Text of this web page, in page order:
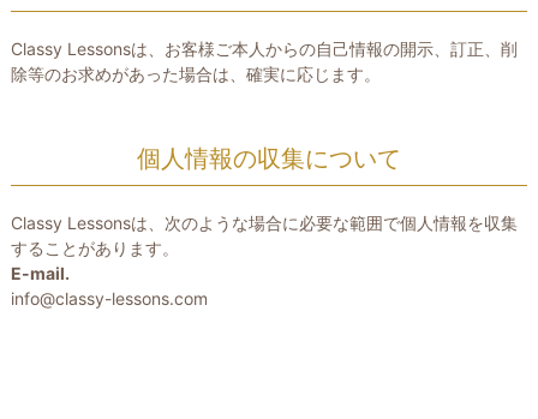
Classy Lessonsは、お客様ご本人からの自己情報の開示、訂正、削
除等のお求めがあった場合は、確実に応じます。
個人情報の収集について
Classy Lessonsは、次のような場合に必要な範囲で個人情報を収集
することがあります。
E-mail.
info@classy-lessons.com